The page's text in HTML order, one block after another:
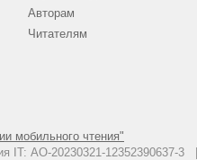
мобильного чтения"
IT: АО-20230321-
Авторам
Читателям